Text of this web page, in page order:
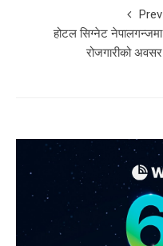
Prev
होटल सिग्नेट नेपालगन्जमा
रोजगारीको अवसर